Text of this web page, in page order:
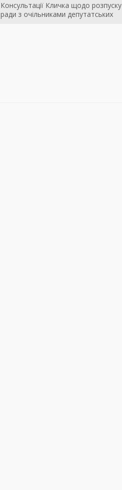
Консультації Кличка щодо розпуску
ради з очільниками депутатських